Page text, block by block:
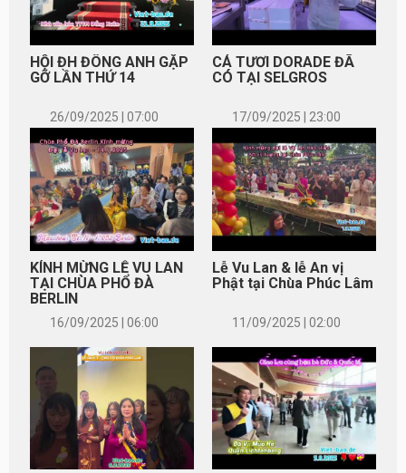
HỘI ĐH ĐÔNG ANH GẶP
GỠ LẦN THỨ 14
26/09/2025 | 07:00
CÁ TƯƠI DORADE ĐÃ
CÓ TẠI SELGROS
17/09/2025 | 23:00
KÍNH MỪNG LỄ VU LAN
TẠI CHÙA PHỔ ĐÀ
BERLIN
16/09/2025 | 06:00
Lễ Vu Lan & lễ An vị
Phật tại Chùa Phúc Lâm
11/09/2025 | 02:00